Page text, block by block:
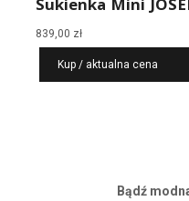
Sukienka Mini
839,00 zł
Kup / aktualna cena
Bądź